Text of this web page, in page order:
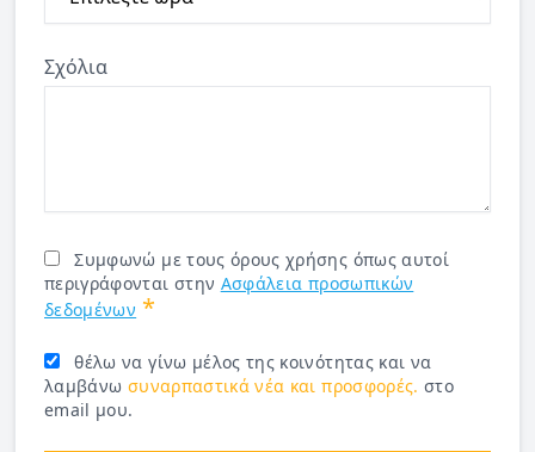
Σχόλια
Συμφωνώ με τους όρους χρήσης όπως αυτοί
περιγράφονται στην Ασφάλεια προσωπικών
δεδομένων *
θέλω να γίνω μέλος της κοινότητας και να
λαμβάνω συναρπαστικά νέα και προσφορές. στο
email μου.